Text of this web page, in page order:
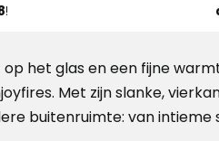
!
het glas en een fijne
Met zijn slanke,
buitenruimte: van intieme